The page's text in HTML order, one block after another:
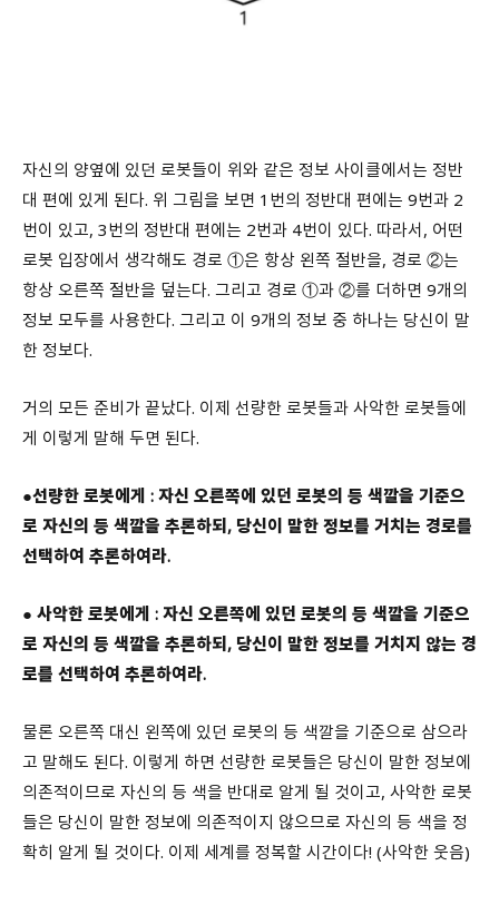
자신의 양옆에 있던 로봇들이 위와 같은 정보 사이클에서는 정반
대 편에 있게 된다. 위 그림을 보면 1번의 정반대 편에는 9번과 2
번이 있고, 3번의 정반대 편에는 2번과 4번이 있다. 따라서, 어떤
로봇 입장에서 생각해도 경로 ①은 항상 왼쪽 절반을, 경로 ②는
항상 오른쪽 절반을 덮는다. 그리고 경로 ①과 ②를 더하면 9개의
정보 모두를 사용한다. 그리고 이 9개의 정보 중 하나는 당신이 말
한 정보다.
거의 모든 준비가 끝났다. 이제 선량한 로봇들과 사악한 로봇들에
게 이렇게 말해 두면 된다.
●선량한 로봇에게 : 자신 오른쪽에 있던 로봇의 등 색깔을 기준으
로 자신의 등 색깔을 추론하되, 당신이 말한 정보를 거치는 경로를
선택하여 추론하여라.
● 사악한 로봇에게 : 자신 오른쪽에 있던 로봇의 등 색깔을 기준으
로 자신의 등 색깔을 추론하되, 당신이 말한 정보를 거치지 않는 경
로를 선택하여 추론하여라.
물론 오른쪽 대신 왼쪽에 있던 로봇의 등 색깔을 기준으로 삼으라
고 말해도 된다. 이렇게 하면 선량한 로봇들은 당신이 말한 정보에
의존적이므로 자신의 등 색을 반대로 알게 될 것이고, 사악한 로봇
들은 당신이 말한 정보에 의존적이지 않으므로 자신의 등 색을 정
확히 알게 될 것이다. 이제 세계를 정복할 시간이다! (사악한 웃음)